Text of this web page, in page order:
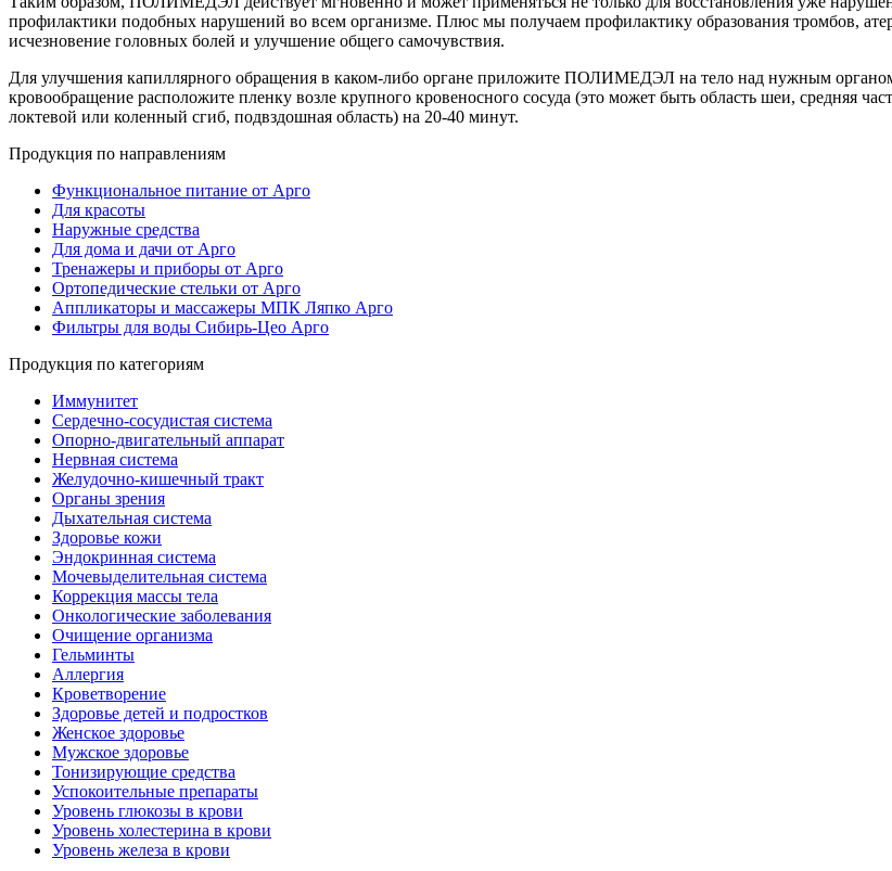
профилактики подобных нарушений во всем организме. Плюс мы получаем профилактику образования тромбов,
исчезновение головных болей и улучшение общего самочувствия.
Для улучшения капиллярного обращения в каком-либо органе приложите ПОЛИМЕДЭЛ на тело над нужным
кровообращение расположите пленку возле крупного кровеносного сосуда (это может быть область шеи, средняя
локтевой или коленный сгиб, подвздошная область) на 20-40 минут.
Продукция по направлениям
Функциональное питание от Арго
Для красоты
Наружные средства
Для дома и дачи от Арго
Тренажеры и приборы от Арго
Ортопедические стельки от Арго
Аппликаторы и массажеры МПК Ляпко Арго
Фильтры для воды Сибирь-Цео Арго
Продукция по категориям
Иммунитет
Сердечно-сосудистая система
Опорно-двигательный аппарат
Нервная система
Желудочно-кишечный тракт
Органы зрения
Дыхательная система
Здоровье кожи
Эндокринная система
Мочевыделительная система
Коррекция массы тела
Онкологические заболевания
Очищение организма
Гельминты
Аллергия
Кроветворение
Здоровье детей и подростков
Женское здоровье
Мужское здоровье
Тонизирующие средства
Успокоительные препараты
Уровень глюкозы в крови
Уровень холестерина в крови
Уровень железа в крови